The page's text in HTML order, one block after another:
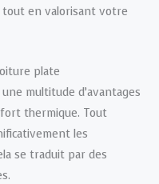
en valorisant votre
plate
multitude d’avantages
thermique. Tout
les
se traduit par des